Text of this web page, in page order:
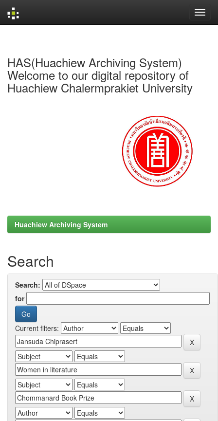
HAS(Huachiew Archiving System)
Welcome to our digital repository of
Huachiew Chalermprakiet University
Huachiew Archiving System
Search
Search:
for
Current filters: